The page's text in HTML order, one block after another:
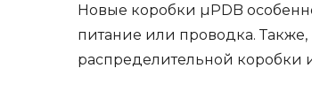
Новые коробки µPDB
питание или проводка.
распределительной коробки